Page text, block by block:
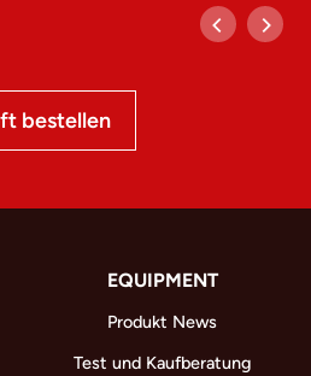
bestellen
EQUIPMENT
Produkt News
Test und Kaufberatung